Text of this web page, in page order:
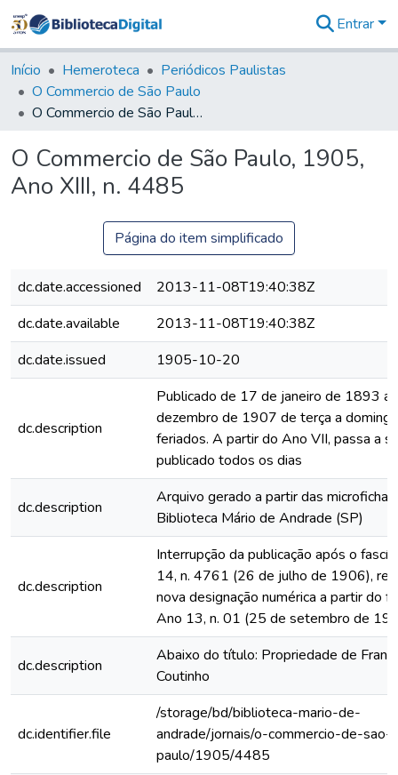
&
Coleções
Tudo na
Biblioteca
Estatísticas
Entrar
Início Hemeroteca
Periódicos Paulistas
O Commercio de São Paulo
O Commercio de São Paulo, 1905, Ano XIII, n. 4485
O Commercio de São Paulo, 1905,
Ano XIII, n. 4485
Página do item simplificado
dc.date.accessioned
2013-11-08T19:40:38Z
dc.date.available
2013-11-08T19:40:38Z
dc.date.issued
1905-10-20
dc.description
Publicado de 17 de janeiro de 1893 a
dezembro de 1907 de terça a
feriados. A partir do Ano VII, passa a
publicado todos os dias
dc.description
Arquivo gerado a partir das
Biblioteca Mário de Andrade (SP)
dc.description
Interrupção da publicação após o
14, n. 4761 (26 de julho de 1906),
nova designação numérica a partir do
Ano 13, n. 01 (25 de setembro de
dc.description
Abaixo do título: Propriedade de
Coutinho
dc.identifier.file
/storage/bd/biblioteca-mario-de-
andrade/jornais/o-commercio-de-sao-
paulo/1905/4485